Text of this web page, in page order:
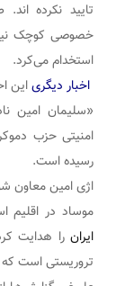
خصوصی کوچک
استخدام می‌کرد.
اخبار دیگریاین
«سلیمان امین
امنیتی حزب
رسیده است.
اژی امین معاون
موساد در اقلیم
ایرانرا هدایت
تروریستی است